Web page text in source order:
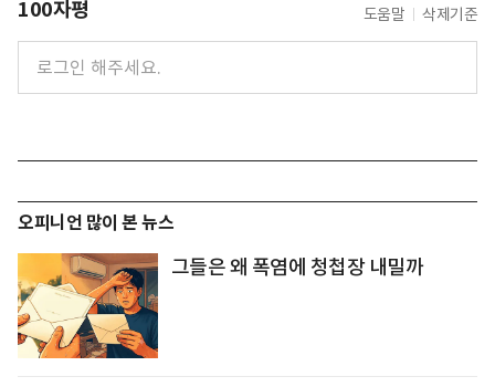
100자평 도움말 삭제기준
오피니언 많이 본 뉴스
그들은 왜 폭염에 청첩장 내밀까